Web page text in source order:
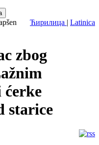
Ћирилица | Latinica
zbog
ćerke
starice